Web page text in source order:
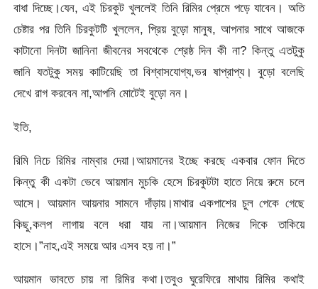
বাধা দিচ্ছে।যেন, এই চিরকুট খুললেই তিনি রিমির প্রেমে পড়ে যাবেন। অতি
চেষ্টার পর তিনি চিরকুটটি খুললেন, প্রিয় বুড়ো মানুষ, আপনার সাথে আজকে
কাটানো দিনটা জানিনা জীবনের সবথেকে শ্রেষ্ঠ দিন কী না? কিন্তু এতটুকু
জানি যতটুকু সময় কাটিয়েছি তা বিশ্বাসযোগ্য,ভর ষাপ্রাপ্য। বুড়ো বলেছি
দেখে রাগ করবেন না,আপনি মোটেই বুড়ো নন।
ইতি,
রিমি নিচে রিমির নাম্বার দেয়া।আয়মানের ইচ্ছে করছে একবার ফোন দিতে
কিন্তু কী একটা ভেবে আয়মান মুচকি হেসে চিরকুটটা হাতে নিয়ে রুমে চলে
আসে। আয়মান আয়নার সামনে দাঁড়ায়।মাথার একপাশের চুল পেকে গেছে
কিছু,কলপ লাগায় বলে ধরা যায় না।আয়মান নিজের দিকে তাকিয়ে
হাসে।”নাহ,এই সময়ে আর এসব হয় না।”
আয়মান ভাবতে চায় না রিমির কথা।তবুও ঘুরেফিরে মাথায় রিমির কথাই